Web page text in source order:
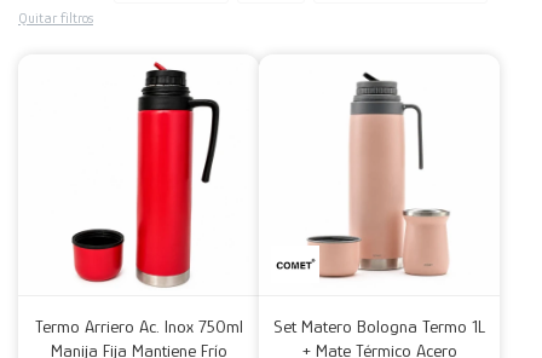
Quitar filtros
Termo Arriero Ac. Inox 750ml
Manija Fija Mantiene Frío
Set Matero Bologna Termo 1L
+ Mate Térmico Acero
Accesorios para el hogar
Muebles Infantiles